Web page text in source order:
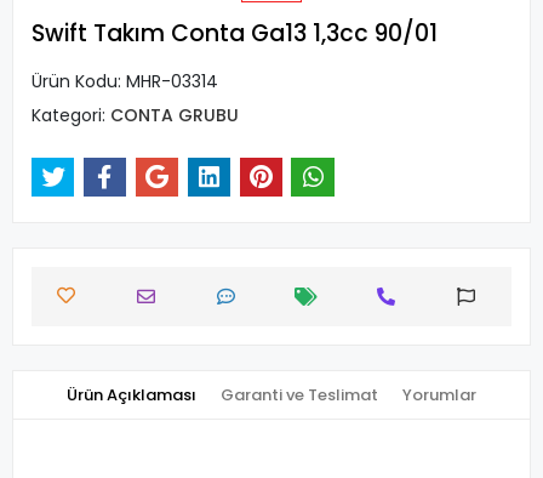
Swift Takım Conta Ga13 1,3cc 90/01
Ürün Kodu: MHR-03314
Kategori: CONTA GRUBU
Ürün Açıklaması Garanti ve Teslimat Yorumlar